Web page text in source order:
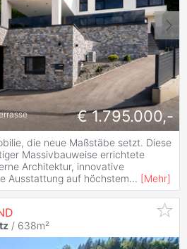
€ 1.795.000,-
die neue Maßstäbe setzt. Diese
Massivbauweise errichtete
Architektur, innovative
Ausstattung auf höchstem... [Mehr]
/ 638m²